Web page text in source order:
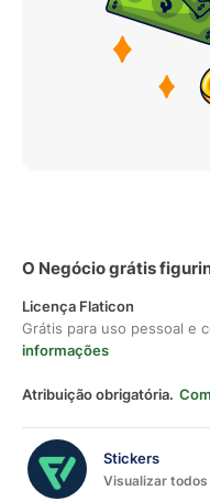
O Negócio grátis
Licença Flaticon
Grátis para uso pessoal e
informações
Atribuição obrigatória.
Stickers
Visualizar